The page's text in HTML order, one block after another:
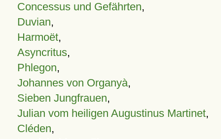
Concessus und Gefährten,
Duvian,
Harmoët,
Asyncritus,
Phlegon,
Johannes von Organyà,
Sieben Jungfrauen,
Julian vom heiligen Augustinus Martinet,
Cléden,